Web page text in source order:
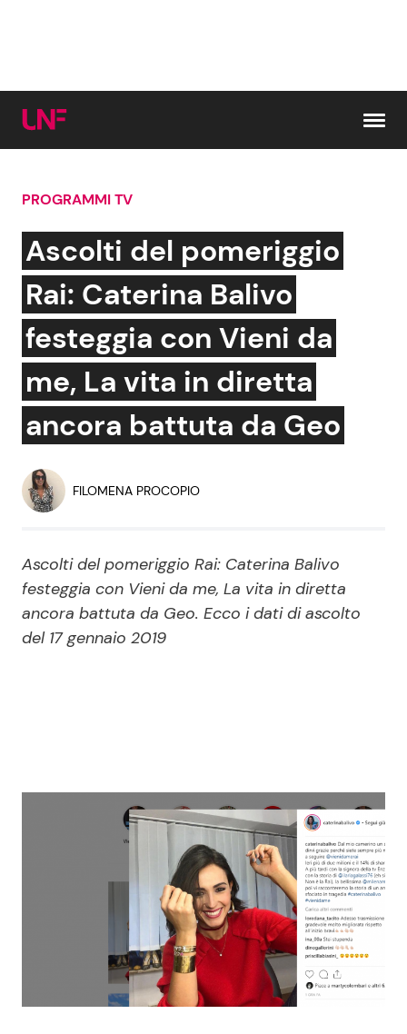
Cerca:
News e Cronaca
Attualità Italiana
Dal Mondo
Economia
Persone Scomparse
Gossip e TV
Bellezze VIP
Coppie VIP
Fiction e Serie TV
Soap Opera
ShowBiz
Mondo Mamma
Cucina e Ricette
Consigli di Cucina
Dolci
Le Ricette in TV
PROGRAMMI TV
Ascolti del pomeriggio
Rai: Caterina Balivo
festeggia con Vieni da
me, La vita in diretta
ancora battuta da Geo
FILOMENA PROCOPIO
Ascolti del pomeriggio Rai: Caterina Balivo
festeggia con Vieni da me, La vita in diretta
ancora battuta da Geo. Ecco i dati di ascolto
del 17 gennaio 2019